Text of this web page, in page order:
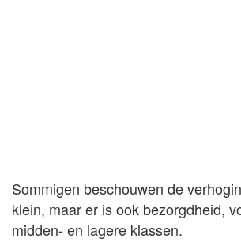
Sommigen beschouwen de
klein, maar er is ook bezorgdheid,
midden- en lagere klassen.